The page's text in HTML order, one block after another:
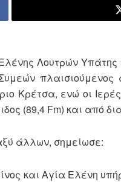
Λουτρών
Κρέτσα, ενώ οι
(89,4 Fm) και από
άλλων, σημείωσε:
και Αγία Ελένη